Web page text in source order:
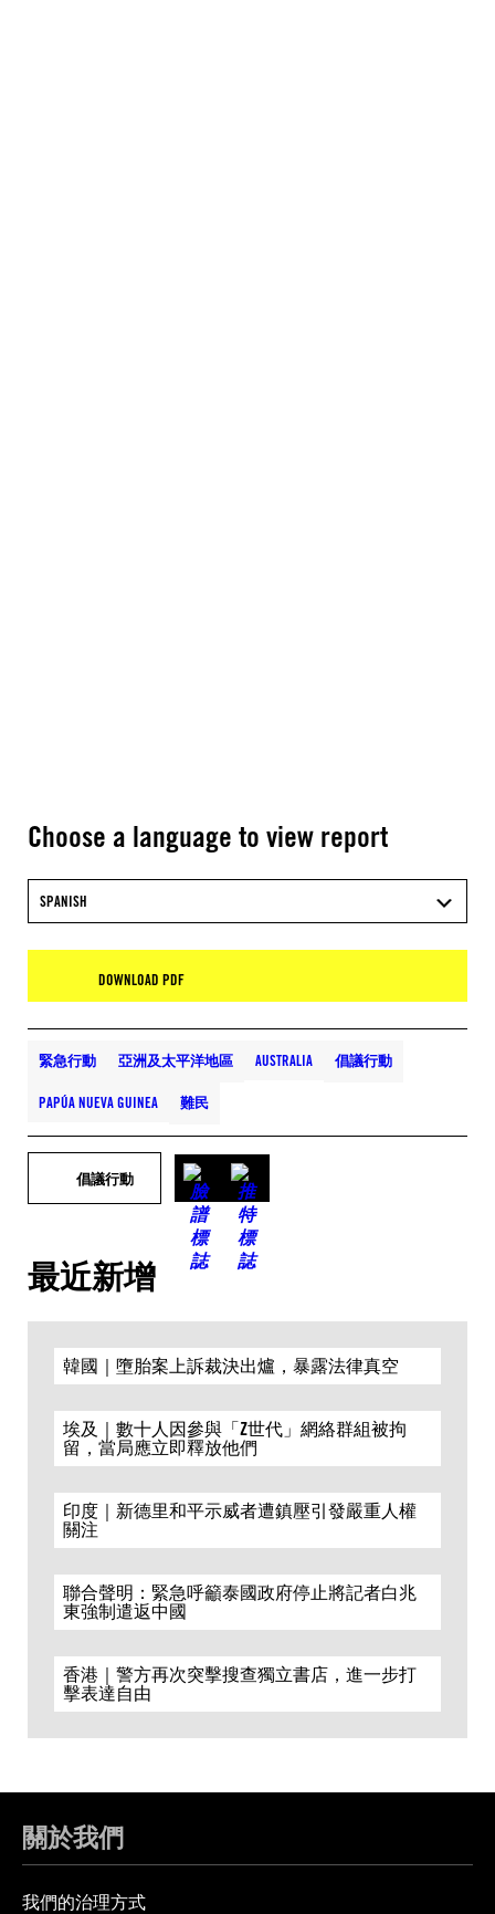
Choose a language to view report
SPANISH
DOWNLOAD PDF
緊急行動 亞洲及太平洋地區 AUSTRALIA 倡議行動
PAPÚA NUEVA GUINEA 難民
倡議行動
最近新增
韓國｜墮胎案上訴裁決出爐，暴露法律真空
埃及｜數十人因參與「Z世代」網絡群組被拘
留，當局應立即釋放他們
印度｜新德里和平示威者遭鎮壓引發嚴重人權
關注
聯合聲明：緊急呼籲泰國政府停止將記者白兆
東強制遣返中國
香港｜警方再次突擊搜查獨立書店，進一步打
擊表達自由
關於我們
我們的治理方式